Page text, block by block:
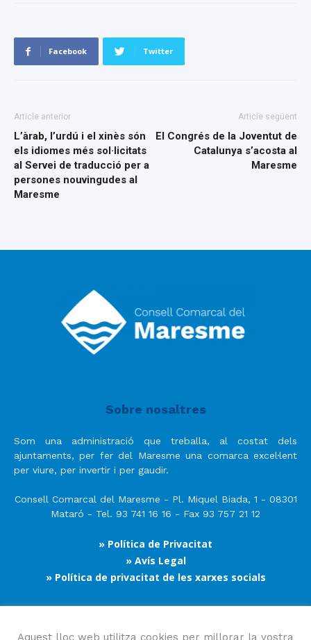
Facebook Twitter
Article anterior
L’àrab, l’urdú i el xinès són
els idiomes més sol·licitats
al Servei de traducció per a
persones nouvingudes al
Maresme
Article següent
El Congrés de la Joventut de
Catalunya s’acosta al
Maresme
Sobre nosaltres
Som una administració que treballa, al costat dels
ajuntaments, per fer del Maresme una comarca excel·lent
per viure, per invertir i per gaudir.
Consell Comarcal del Maresme - Pl. Miquel Biada, 1 - 08301
Mataró - Tel. 93 741 16 16 - Fax 93 757 21 12
» Política de Privacitat
» Avís Legal
» Política de privacitat de les xarxes socials
Segueix-nos
Aquest lloc web utilitza cookies per millorar la vostra